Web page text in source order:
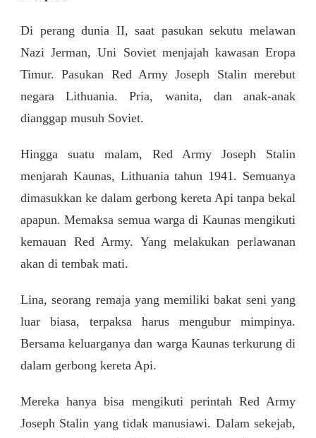
Di perang dunia II, saat pasukan sekutu melawan
Nazi Jerman, Uni Soviet menjajah kawasan Eropa
Timur. Pasukan Red Army Joseph Stalin merebut
negara Lithuania. Pria, wanita, dan anak-anak
dianggap musuh Soviet.
Hingga suatu malam, Red Army Joseph Stalin
menjarah Kaunas, Lithuania tahun 1941. Semuanya
dimasukkan ke dalam gerbong kereta Api tanpa bekal
apapun. Memaksa semua warga di Kaunas mengikuti
kemauan Red Army. Yang melakukan perlawanan
akan di tembak mati.
Lina, seorang remaja yang memiliki bakat seni yang
luar biasa, terpaksa harus mengubur mimpinya.
Bersama keluarganya dan warga Kaunas terkurung di
dalam gerbong kereta Api.
Mereka hanya bisa mengikuti perintah Red Army
Joseph Stalin yang tidak manusiawi. Dalam sekejab,